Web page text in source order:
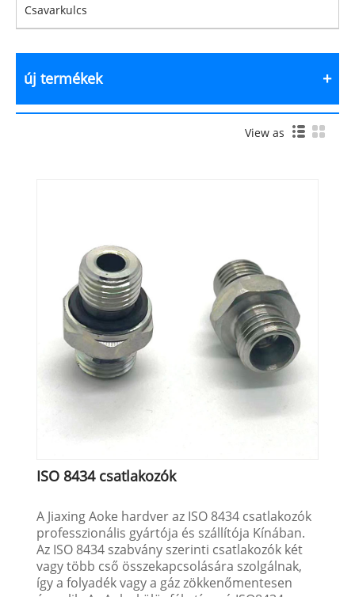
Csavarkulcs
új termékek
View as
ISO 8434 csatlakozók
A Jiaxing Aoke hardver az ISO 8434 csatlakozók
professzionális gyártója és szállítója Kínában.
Az ISO 8434 szabvány szerinti csatlakozók két
vagy több cső összekapcsolására szolgálnak,
így a folyadék vagy a gáz zökkenőmentesen